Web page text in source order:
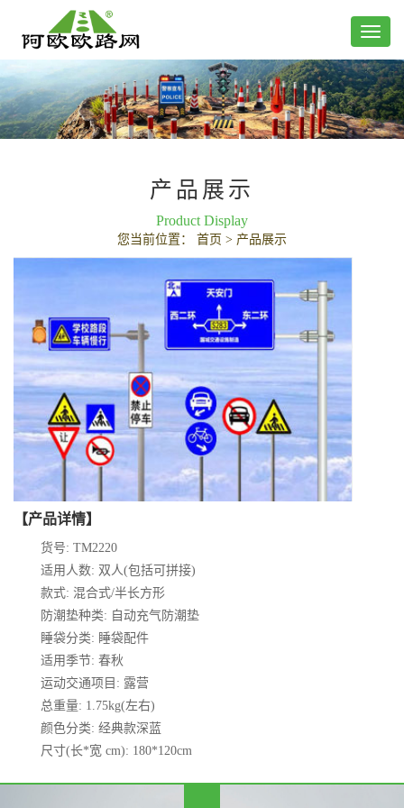
产品展示
Product Display
您当前位置： 首页 > 产品展示
【产品详情】
货号: TM2220
适用人数: 双人(包括可拼接)
款式: 混合式/半长方形
防潮垫种类: 自动充气防潮垫
睡袋分类: 睡袋配件
适用季节: 春秋
运动交通项目: 露营
总重量: 1.75kg(左右)
颜色分类: 经典款深蓝
尺寸(长*宽 cm): 180*120cm